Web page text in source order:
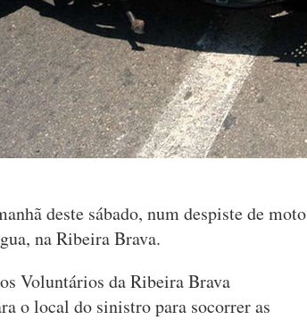
deste sábado, num despiste de moto
na Ribeira Brava.
Voluntários da Ribeira Brava
o local do sinistro para socorrer as